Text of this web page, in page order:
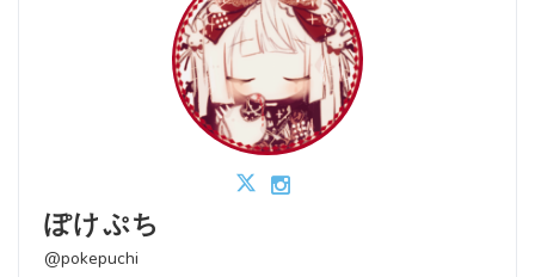
ぽけぷち
@pokepuchi